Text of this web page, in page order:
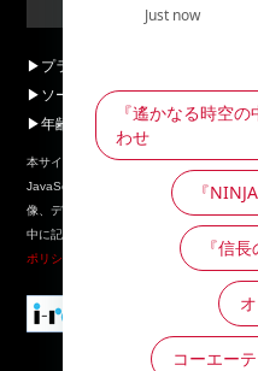
プライバシーポリシー
動画・
ソーシャルメディアポリシー
年齢区分マークについて
ラン
本サイトの推奨環境：Google Chrome、
JavaScriptとクッキーは利用できる設定に
像、データファイルその他の掲載、転載
中に記載されている製品名等は、各社の
ポリシー
に沿ってお客様の個人情報を取
このサイトは全
い表現内容です